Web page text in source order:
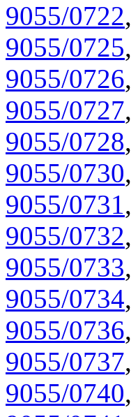
9055/0722,
9055/0725,
9055/0726,
9055/0727,
9055/0728,
9055/0730,
9055/0731,
9055/0732,
9055/0733,
9055/0734,
9055/0736,
9055/0737,
9055/0740,